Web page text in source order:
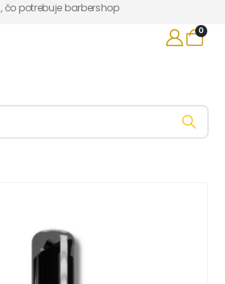
, čo potrebuje barbershop
0